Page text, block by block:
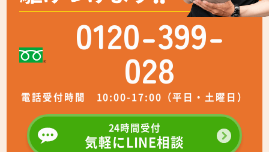
0120-399-
028
電話受付時間 10:00-17:00（平日・土曜日）
24時間受付
気軽にLINE相談